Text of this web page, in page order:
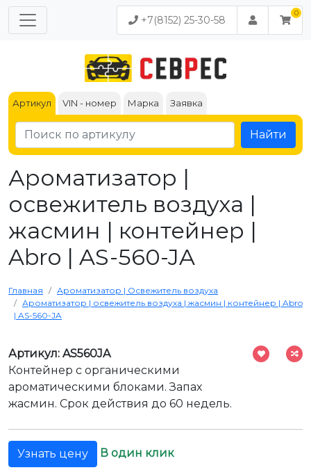
+7(8152) 25-30-58
Артикул VIN - номер Марка Заявка
Найти
Ароматизатор |
освежитель воздуха |
жасмин | контейнер |
Abro | AS-560-JA
Главная
Ароматизатор | Освежитель воздуха
Ароматизатор | освежитель воздуха | жасмин | контейнер | Abro
| AS-560-JA
Артикул: AS560JA
Контейнер с органическими
ароматическими блоками. Запах
жасмин. Срок действия до 60 недель.
Узнать цену В один клик